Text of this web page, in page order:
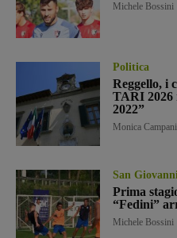
Michele Bossini
Politica
Reggello, i
TARI 2026
2022”
Monica Campani
San
Prima
“Fedini”
Michele Bossini